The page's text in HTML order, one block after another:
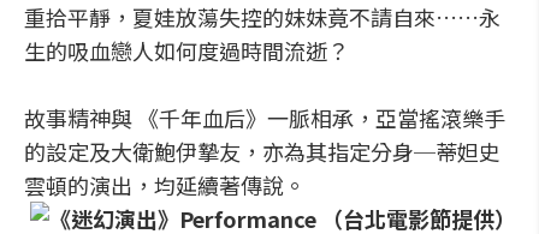
重拾平靜，夏娃放蕩失控的妹妹竟不請自來……永
生的吸血戀人如何度過時間流逝？
故事精神與 《千年血后》一脈相承，亞當搖滾樂手
的設定及大衛鮑伊摯友，亦為其指定分身─蒂妲史
雲頓的演出，均延續著傳說。